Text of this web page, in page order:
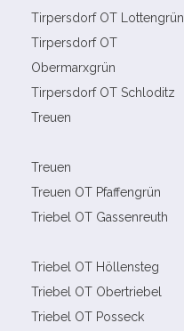
Tirpersdorf OT Lottengrün
Tirpersdorf OT
Obermarxgrün
Tirpersdorf OT Schloditz
Treuen
Treuen
Treuen OT Pfaffengrün
Triebel OT Gassenreuth
Triebel OT Höllensteg
Triebel OT Obertriebel
Triebel OT Posseck